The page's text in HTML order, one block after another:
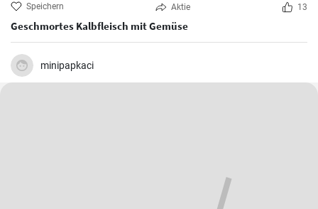
Speichern Aktie 13
Geschmortes Kalbfleisch mit Gemüse
minipapkaci